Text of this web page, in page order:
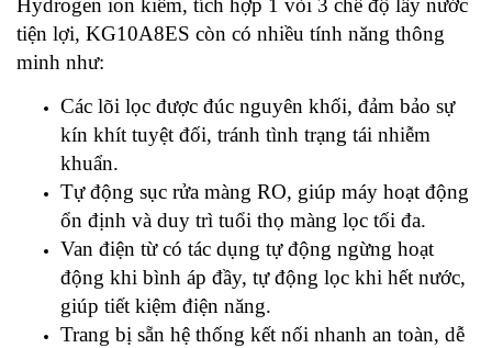
Hydrogen ion kiềm, tích hợp 1 vòi 3 chế độ lấy nước
tiện lợi, KG10A8ES còn có nhiều tính năng thông
minh như:
Các lõi lọc được đúc nguyên khối, đảm bảo sự
kín khít tuyệt đối, tránh tình trạng tái nhiễm
khuẩn.
Tự động sục rửa màng RO, giúp máy hoạt động
ổn định và duy trì tuổi thọ màng lọc tối đa.
Van điện từ có tác dụng tự động ngừng hoạt
động khi bình áp đầy, tự động lọc khi hết nước,
giúp tiết kiệm điện năng.
Trang bị sẵn hệ thống kết nối nhanh an toàn, dễ